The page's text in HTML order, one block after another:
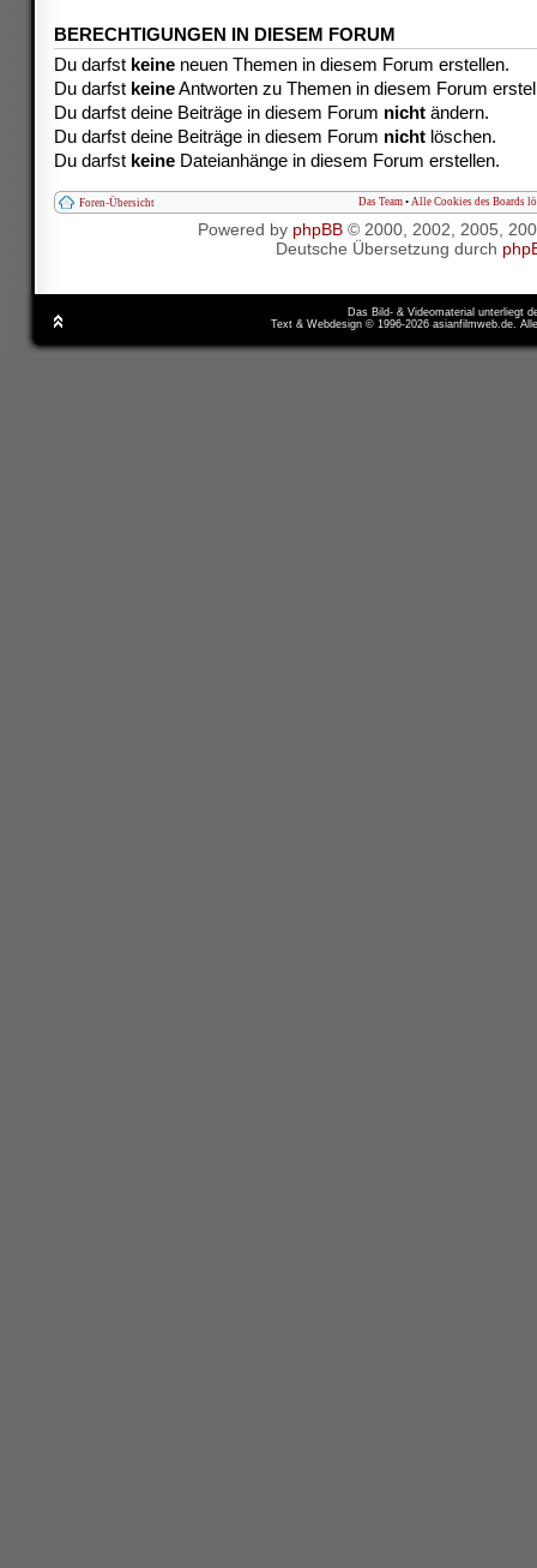
BERECHTIGUNGEN IN DIESEM FORUM
Du darfst keine neuen Themen in diesem Forum erstellen.
Du darfst keineAntworten zu Themen in diesem Forum
Du darfst deine Beiträge in diesem Forum nicht ändern.
Du darfst deine Beiträge in diesem Forum nicht löschen.
Du darfst keine Dateianhänge in diesem Forum erstellen.
Foren-Übersicht Das Team • Alle Cookies des Boards
Powered by phpBB© 2000, 2002, 2005,
Deutsche Übersetzung durch
Das Bild- & Videomaterial unterliegt
Text & Webdesign © 1996-2026 asianfilmweb.de.